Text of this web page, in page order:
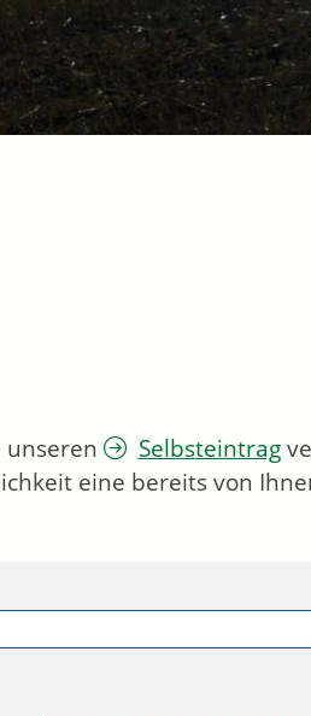
unseren Selbsteintrag
eine bereits von